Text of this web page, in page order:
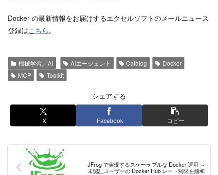
Docker の最新情報をお届けするエクセルソフトのメールニュース
登録はこちら。
機械学習／AI AIエージェント Catalog
Docker
MCP
Toolkit
シェアする
X Facebook コピー
JFrog で実現するスケーラブルな Docker 運用 ～
未認証ユーザーの Docker Hub レート制限を緩和